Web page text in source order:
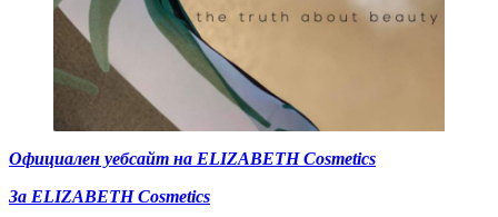
Официален уебсайт на ELIZABETH Cosmetics
За ELIZABETH Cosmetics